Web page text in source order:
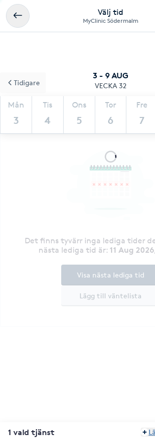
Välj tid
MyClinic Södermalm
3 - 9 AUG
VECKA 32
Mån
3
Tis
4
Ons
5
Tor
6
Fre
7
Tidigare
Det finns tyvärr inga lediga tider
nästa lediga tid är: 11 Aug
Lägg till väntelista
Visa nästa lediga tid
1 vald tjänst